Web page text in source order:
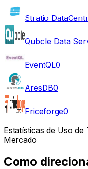
Stratio
Qubole Data
EventQL0
AresDB0
Priceforge0
Estatísticas de Uso
Mercado
Como